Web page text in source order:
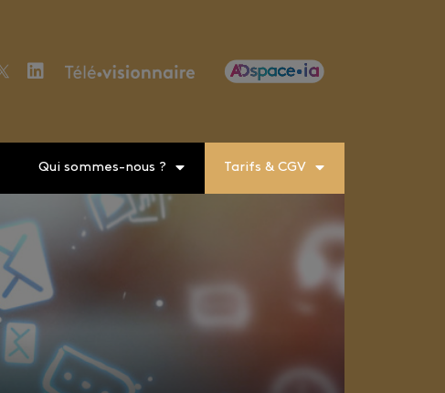
Qui sommes-nous ? Tarifs & CGV